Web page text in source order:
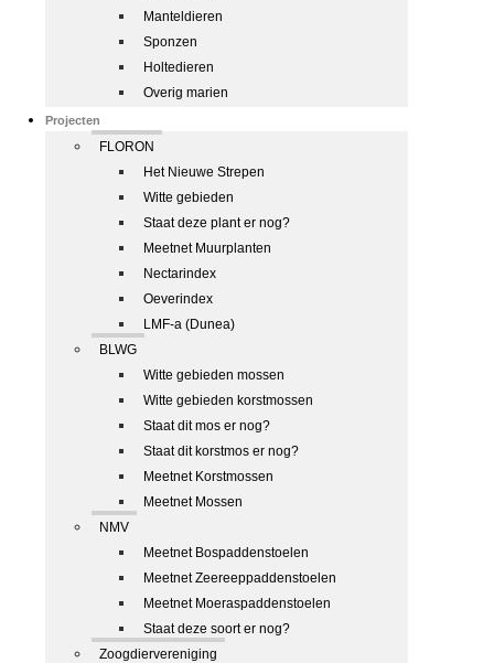
Manteldieren
Sponzen
Holtedieren
Overig marien
Projecten
FLORON
Het Nieuwe Strepen
Witte gebieden
Staat deze plant er nog?
Meetnet Muurplanten
Nectarindex
Oeverindex
LMF-a (Dunea)
BLWG
Witte gebieden mossen
Witte gebieden korstmossen
Staat dit mos er nog?
Staat dit korstmos er nog?
Meetnet Korstmossen
Meetnet Mossen
NMV
Meetnet Bospaddenstoelen
Meetnet Zeereeppaddenstoelen
Meetnet Moeraspaddenstoelen
Staat deze soort er nog?
Zoogdiervereniging